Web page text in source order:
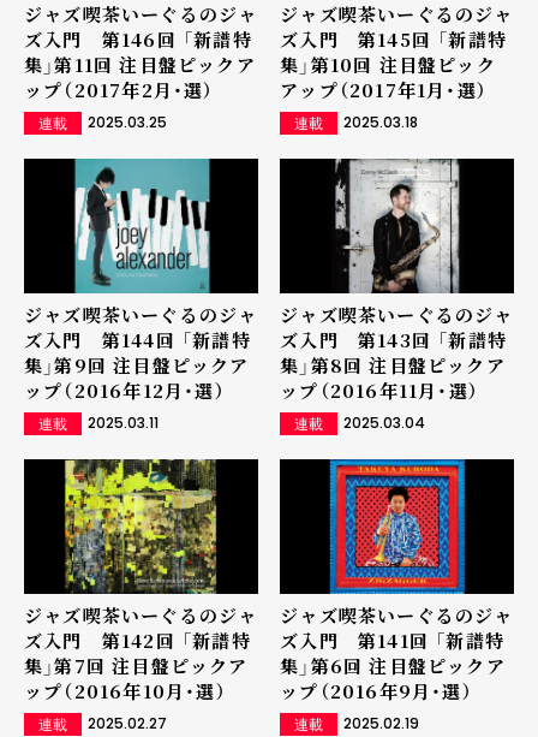
ジャズ喫茶いーぐるのジャ
ズ入門 第146回 「新譜特
集」第11回 注目盤ピックア
ップ（2017年2月・選）
連載 2025.03.25
ジャズ喫茶いーぐるのジャ
ズ入門 第145回 「新譜特
集」第10回 注目盤ピック
アップ（2017年1月・選）
連載 2025.03.18
ジャズ喫茶いーぐるのジャ
ズ入門 第144回 「新譜特
集」第9回 注目盤ピックア
ップ（2016年12月・選）
連載 2025.03.11
ジャズ喫茶いーぐるのジャ
ズ入門 第143回 「新譜特
集」第8回 注目盤ピックア
ップ（2016年11月・選）
連載 2025.03.04
ジャズ喫茶いーぐるのジャ
ズ入門 第142回 「新譜特
集」第7回 注目盤ピックア
ップ（2016年10月・選）
連載 2025.02.27
ジャズ喫茶いーぐるのジャ
ズ入門 第141回 「新譜特
集」第6回 注目盤ピックア
ップ（2016年9月・選）
連載 2025.02.19